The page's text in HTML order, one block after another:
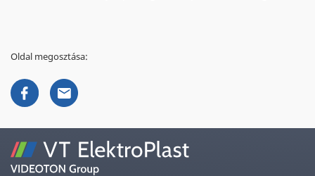
Oldal megosztása: